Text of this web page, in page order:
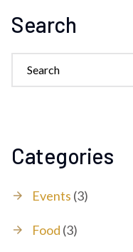
Search
Categories
Events (3)
Food (3)